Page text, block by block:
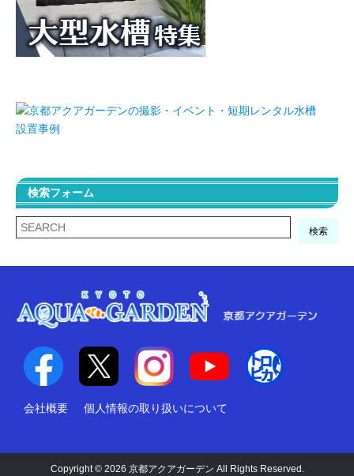
検索フォーム
検索
会社概要 個人情報の取り扱いについて
Copyright © 2026 京都アクアガーデン All Rights Reserved.